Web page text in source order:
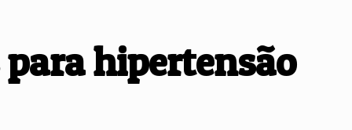
hipertensão